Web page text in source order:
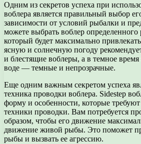
Одним из секретов успеха при
воблера является правильный выбор
зависимости от условий рыбалки и
можете выбрать воблер определенного
который будет максимально
ясную и солнечную погоду
и блестящие воблеры, а в темное
воде — темные и непрозрачные.
Еще одним важным секретом успеха
техника проводки воблера. Sidestep
форму и особенности, которые
техники проводки. Вам потребуется
образом, чтобы его движение
движение живой рыбы. Это поможет
рыбы и вызвать ее агрессию.